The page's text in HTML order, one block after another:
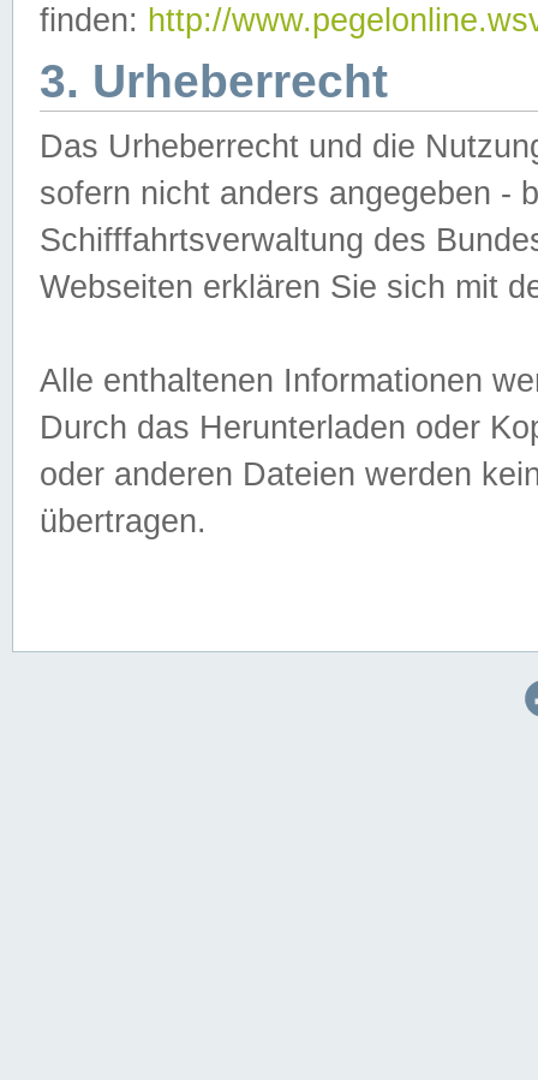
finden: http://
3. Urheberrecht
Das Urheberrecht und die
sofern nicht anders angegeben -
Schifffahrtsverwaltung des
Webseiten erklären Sie sich mit
Alle enthaltenen Informationen
Durch das Herunterladen oder
oder anderen Dateien werden
übertragen.